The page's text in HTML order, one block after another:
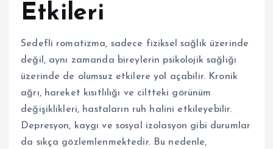
Etkileri
Sedefli romatizma, sadece fiziksel sağlık üzerinde
değil, aynı zamanda bireylerin psikolojik sağlığı
üzerinde de olumsuz etkilere yol açabilir. Kronik
ağrı, hareket kısıtlılığı ve ciltteki görünüm
değişiklikleri, hastaların ruh halini etkileyebilir.
Depresyon, kaygı ve sosyal izolasyon gibi durumlar
da sıkça gözlemlenmektedir. Bu nedenle,